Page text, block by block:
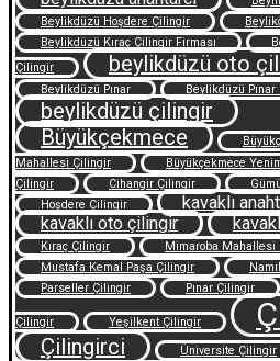
Beylikdüzü Hoşdere Çilingir
Beylikdüzü Kıraç Çilingir Firması
Çilingir
beylikdüzü oto
Beylikdüzü Pınar Beylikdüzü
beylikdüzü çilingir
Büyükçekmece
Mahallesi Çilingir
Büyükçekmece
Çilingir
Cihangir Çilingir
Hoşdere Çilingir
kavaklı
kavaklı oto çilingir
Kıraç Çilingir
Mimaroba Mahallesi
Mustafa Kemal Paşa Çilingir
Parseller Çilingir
Pınar Çilingir
Çilingir Yeşilkent Çilingir
Çilingirci Üniversite Çilingir